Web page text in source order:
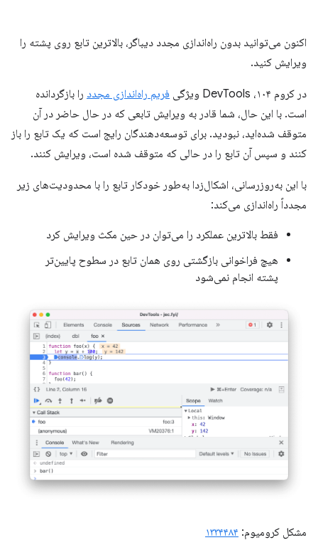
اکنون می‌توانید بدون راه‌اندازی مجدد دیباگر، بالاترین تابع روی پشته را
ویرایش کنید.
در کروم ۱۰۴، DevTools ویژگی فریم راه‌اندازی مجدد را بازگردانده
است. با این حال، شما قادر به ویرایش تابعی که در حال حاضر در آن
متوقف شده‌اید، نبودید. برای توسعه‌دهندگان رایج است که یک تابع را باز
کنند و سپس آن تابع را در حالی که متوقف شده است، ویرایش کنند.
با این به‌روزرسانی، اشکال‌زدا به‌طور خودکار تابع را با محدودیت‌های زیر
مجدداً راه‌اندازی می‌کند:
فقط بالاترین عملکرد را می‌توان در حین مکث ویرایش کرد
هیچ فراخوانی بازگشتی روی همان تابع در سطوح پایین‌تر
پشته انجام نمی‌شود
مشکل کرومیوم: ۱۳۳۴۴۸۴